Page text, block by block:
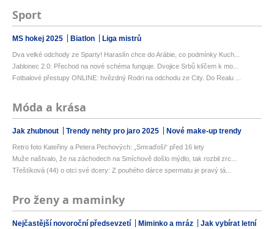
Sport
MS hokej 2025 Biatlon Liga mistrů
Dva velké odchody ze Sparty! Haraslín chce do Arábie, co podmínky Kuch...
Jablonec 2.0: Přechod na nové schéma funguje. Dvojice Srbů klíčem k mo...
Fotbalové přestupy ONLINE: hvězdný Rodri na odchodu ze City. Do Realu ...
Móda a krása
Jak zhubnout Trendy nehty pro jaro 2025 Nové make-up trendy
Retro foto Kateřiny a Petera Pechových: „Smraďoši“ před 16 lety
Muže naštvalo, že na záchodech na Smíchově došlo mýdlo, tak rozbil zrc...
Třeštíková (44) o otci své dcery: Z pouhého dárce spermatu je pravý tá...
Pro ženy a maminky
Nejčastější novoroční předsevzetí Miminko a mráz Jak vybírat letní